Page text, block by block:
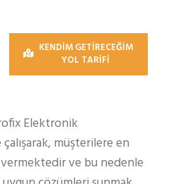
KENDİM GETİRECEĞİM
YOL TARİFİ
Elektronik
müşterilere en
ve bu nedenle